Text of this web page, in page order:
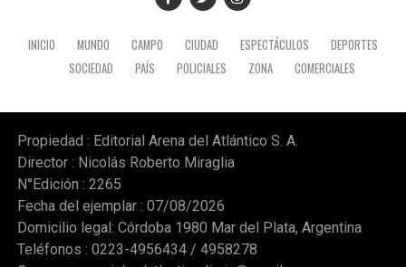
INICIO MUNDO CAMPO CIUDAD ESPECTÁCULOS
DEPORTES
SOCIEDAD
PAÍS POLICIALES ZONA COMERCIALES
Propiedad : Editorial Arena del Atlántico S. A.
Director : Nicolás Roberto Miraglia
N°Edición : 2265
Fecha del ejemplar : 07/08/2026
Domicilio legal: Córdoba 1980 Mar del Plata, Argentina
Teléfonos : 0223-4956434 / 4958278